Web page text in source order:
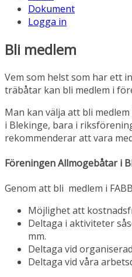
Dokument
Logga in
Bli medlem
Vem som helst som har ett
träbåtar kan bli medlem i
Man kan välja att bli
i Blekinge, bara i
rekommenderar att vara
Föreningen Allmogebåtar i
Genom att bli medlem i
Möjlighet att
Deltaga i aktiviteter
mm.
Deltaga vid
Deltaga vid våra